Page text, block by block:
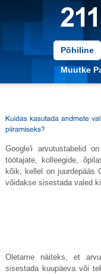
Põhiline
Muutke
Google'i arvutustabelid
töötajate, kolleegide,
kõik, kellel on juurdepääs
võidakse sisestada valed
Oletame näiteks, et
sisestada kuupäeva või